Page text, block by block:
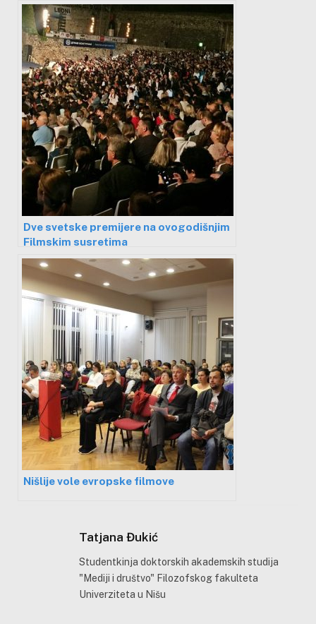
Dve svetske premijere na ovogodišnjim
Filmskim susretima
Nišlije vole evropske filmove
Tatjana Đukić
Studentkinja doktorskih akademskih studija
"Mediji i društvo" Filozofskog fakulteta
Univerziteta u Nišu